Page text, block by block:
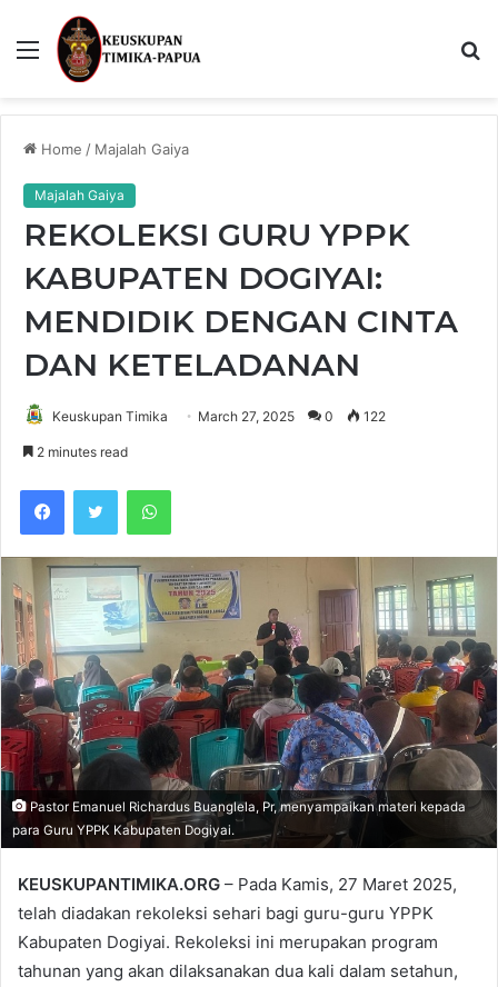
Menu
Home / Majalah Gaiya
Majalah Gaiya
REKOLEKSI GURU YPPK
KABUPATEN DOGIYAI:
MENDIDIK DENGAN CINTA
DAN KETELADANAN
Keuskupan Timika March 27, 2025 0 122
2 minutes read
Pastor Emanuel Richardus Buanglela, Pr, menyampaikan materi kepada
para Guru YPPK Kabupaten Dogiyai.
KEUSKUPANTIMIKA.ORG – Pada Kamis, 27 Maret 2025,
telah diadakan rekoleksi sehari bagi guru-guru YPPK
Kabupaten Dogiyai. Rekoleksi ini merupakan program
tahunan yang akan dilaksanakan dua kali dalam setahun,